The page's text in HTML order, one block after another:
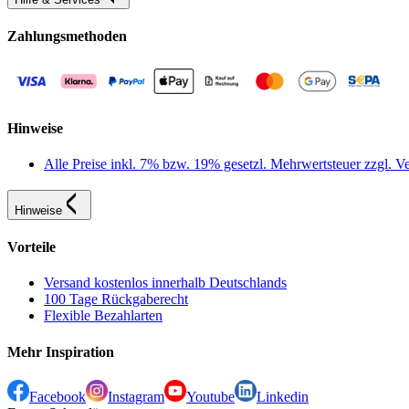
Zahlungsmethoden
Hinweise
Alle Preise inkl. 7% bzw. 19% gesetzl. Mehrwertsteuer zzgl.
Hinweise
Vorteile
Versand kostenlos innerhalb Deutschlands
100 Tage Rückgaberecht
Flexible Bezahlarten
Mehr Inspiration
Facebook Instagram Youtube
Linkedin